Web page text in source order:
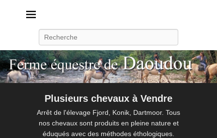
Plusieurs chevaux à Vendre
Arrêt de l'élevage Fjord, Konik, Dartmoor. Tous
nos chevaux sont produits en pleine nature et
éduqués avec des méthodes éthologiques.